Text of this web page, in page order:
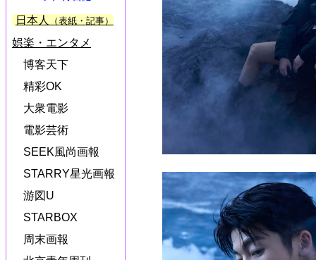
日本人 （表紙・記事）
娯楽・エンタメ
博客天下
精彩OK
大衆電影
電影芸術
SEEK風尚画報
STARRY星光画報
游図U
STARBOX
周末画報